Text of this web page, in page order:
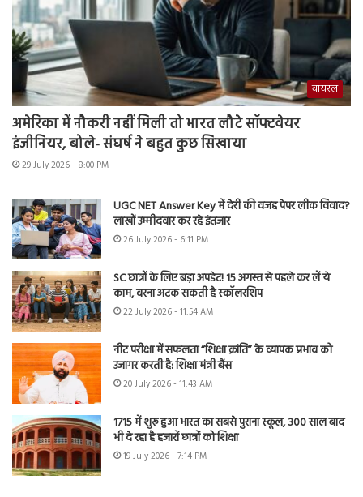
वायरल
अमेरिका में नौकरी नहीं मिली तो भारत लौटे सॉफ्टवेयर
इंजीनियर, बोले- संघर्ष ने बहुत कुछ सिखाया
29 July 2026 - 8:00 PM
UGC NET Answer Key में देरी की वजह पेपर लीक विवाद?
लाखों उम्मीदवार कर रहे इंतजार
26 July 2026 - 6:11 PM
SC छात्रों के लिए बड़ा अपडेट! 15 अगस्त से पहले कर लें ये
काम, वरना अटक सकती है स्कॉलरशिप
22 July 2026 - 11:54 AM
नीट परीक्षा में सफलता “शिक्षा क्रांति” के व्यापक प्रभाव को
उजागर करती है: शिक्षा मंत्री बैंस
20 July 2026 - 11:43 AM
1715 में शुरू हुआ भारत का सबसे पुराना स्कूल, 300 साल बाद
भी दे रहा है हजारों छात्रों को शिक्षा
19 July 2026 - 7:14 PM